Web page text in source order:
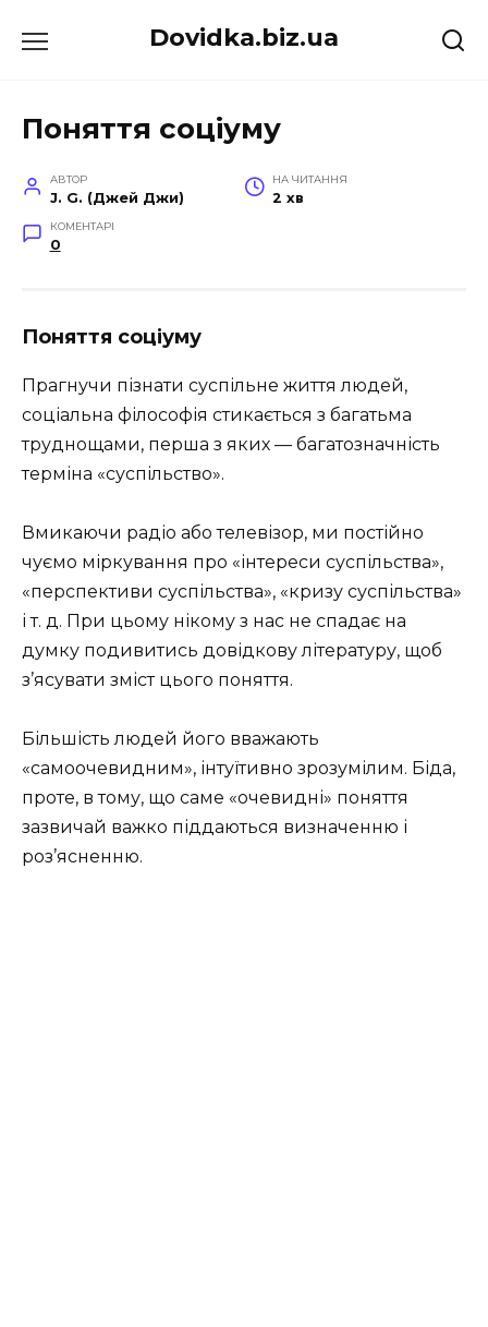
до
Dovidka.biz.ua
Поняття соціуму
АВТОР
J. G. (Джей Джи)
НА ЧИТАННЯ
2 хв
КОМЕНТАРІ
0
Поняття соціуму
Прагнучи пізнати суспільне життя людей,
соціальна філософія стикається з багатьма
труднощами, перша з яких — багатозначність
терміна «суспільство».
Вмикаючи радіо або телевізор, ми постійно
чуємо міркування про «інтереси суспільства»,
«перспективи суспільства», «кризу суспільства»
і т. д. При цьому нікому з нас не спадає на
думку подивитись довідкову літературу, щоб
з’ясувати зміст цього поняття.
Більшість людей його вважають
«самоочевидним», інтуїтивно зрозумілим. Біда,
проте, в тому, що саме «очевидні» поняття
зазвичай важко піддаються визначенню і
роз’ясненню.